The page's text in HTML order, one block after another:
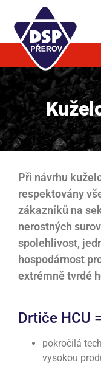
Při návrhu
respektovány
zákazníků na
nerostných
spolehlivost,
hospodárnost
extrémně tvrdé
Drtiče HCU
pokročilá
vysokou